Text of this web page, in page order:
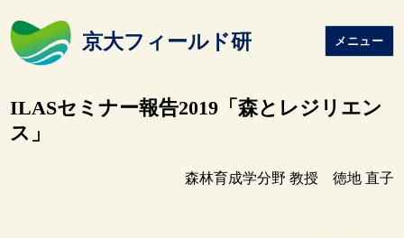
京大フィールド研 メニュー
ILASセミナー報告2019「森とレジリエン
ス」
森林育成学分野 教授 徳地 直子